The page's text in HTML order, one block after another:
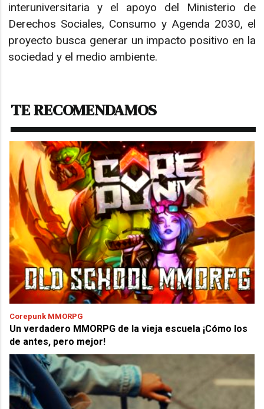
interuniversitaria y el apoyo del Ministerio de
Derechos Sociales, Consumo y Agenda 2030, el
proyecto busca generar un impacto positivo en la
sociedad y el medio ambiente.
TE RECOMENDAMOS
Corepunk MMORPG
Un verdadero MMORPG de la vieja escuela ¡Cómo los
de antes, pero mejor!